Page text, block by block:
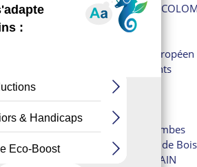
HÔPITAL LOUIS-MOURIER DE
INFOS ARNAQUES
Le 112 : numéro d’urgence européen
Le 114 : pour les malentendants
Le 15 : SAMU
Le commissariat d’Asnières
Le commissariat de Bois-Colombes
Le poste de police municipale de
OBJETS TROUVÉS DANS LE TRAIN